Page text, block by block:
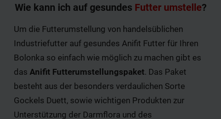
Wie kann ich auf gesundes Futter umstelle?
Um die Futterumstellung von handelsüblichen
Industriefutter auf gesundes Anifit Futter für Ihren
Bolonka so einfach wie möglich zu machen gibt es
das Anifit Futterumstellungspaket. Das Paket
besteht aus der besonders verdaulichen Sorte
Gockels Duett, sowie wichtigen Produkten zur
Unterstützung der Darmflora und des